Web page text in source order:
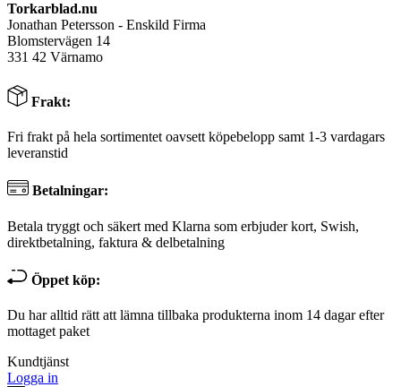
Torkarblad.nu
Jonathan Petersson - Enskild Firma
Blomstervägen 14
331 42 Värnamo
Frakt:
Fri frakt på hela sortimentet oavsett köpebelopp samt 1-3 vardagars
leveranstid
Betalningar:
Betala tryggt och säkert med Klarna som erbjuder kort, Swish,
direktbetalning, faktura & delbetalning
Öppet köp:
Du har alltid rätt att lämna tillbaka produkterna inom 14 dagar efter
mottaget paket
Kundtjänst
Logga in